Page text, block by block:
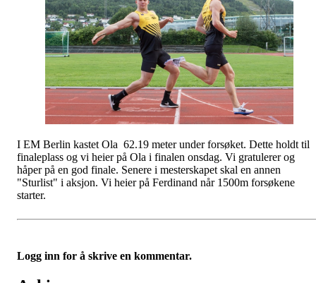
I EM Berlin kastet Ola 62.19 meter under forsøket. Dette holdt til
finaleplass og vi heier på Ola i finalen onsdag. Vi gratulerer og
håper på en god finale. Senere i mesterskapet skal en annen
"Sturlist" i aksjon. Vi heier på Ferdinand når 1500m forsøkene
starter.
Logg inn for å skrive en kommentar.